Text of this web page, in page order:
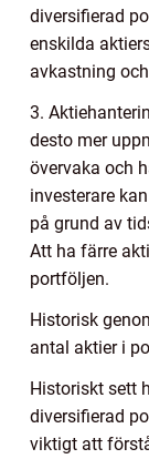
diversifierad
enskilda
avkastning
3.
desto mer
övervaka och
investerare
på grund av
Att ha färre
portföljen.
Historisk
antal aktier i
Historiskt sett
diversifierad
viktigt att